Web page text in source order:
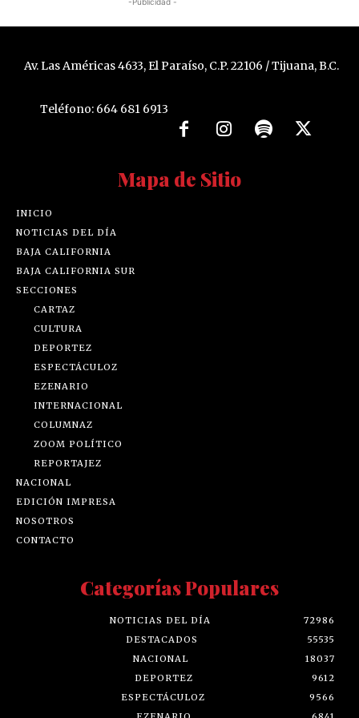
Av. Las Américas 4633, El Paraíso, C.P. 22106 / Tijuana, B.C.
Teléfono: 664 681 6913
Mapa de Sitio
INICIO
NOTICIAS DEL DÍA
BAJA CALIFORNIA
BAJA CALIFORNIA SUR
SECCIONES
CARTAZ
CULTURA
DEPORTEZ
ESPECTÁCULOZ
EZENARIO
INTERNACIONAL
COLUMNAZ
ZOOM POLÍTICO
REPORTAJEZ
NACIONAL
EDICIÓN IMPRESA
NOSOTROS
CONTACTO
Categorías Populares
NOTICIAS DEL DÍA
72986
DESTACADOS
55535
NACIONAL
18037
DEPORTEZ
9612
ESPECTÁCULOZ
9566